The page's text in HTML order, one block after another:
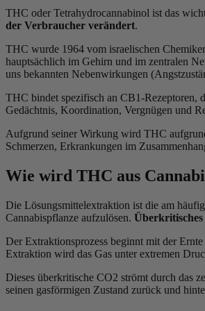
THC oder Tetrahydrocannabinol ist das
der Verbraucher verändert.
THC wurde 1964 vom israelischen
hauptsächlich im Gehirn und im zentralen
uns bekannten Nebenwirkungen
THC bindet spezifisch an CB1-Rezeptoren,
Gedächtnis, Koordination, Vergnügen und
Aufgrund seiner Wirkung wird THC
Schmerzen, Erkrankungen im
Wie wird THC aus
Die Lösungsmittelextraktion ist die am
Cannabispflanze aufzulösen.
Der Extraktionsprozess beginnt mit der
Extraktion wird das Gas unter extremen
Dieses überkritische CO2 strömt durch das
seinen gasförmigen Zustand zurück und